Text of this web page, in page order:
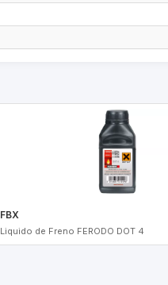
FBX
Liquido de Freno FERODO DOT 4